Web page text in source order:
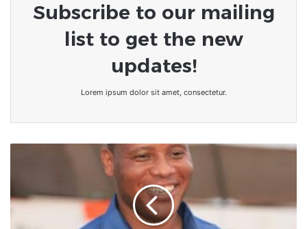
Subscribe to our mailing
list to get the new
updates!
Lorem ipsum dolor sit amet, consectetur.
est